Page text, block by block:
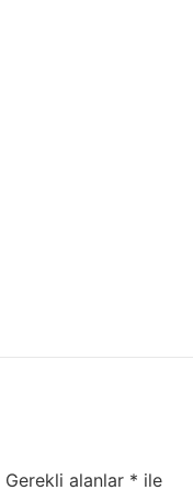
Gerekli alanlar * ile